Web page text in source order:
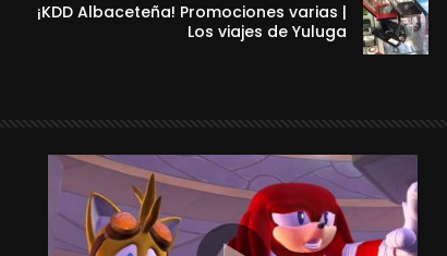
¡KDD Albaceteña! Promociones varias |
Los viajes de Yuluga